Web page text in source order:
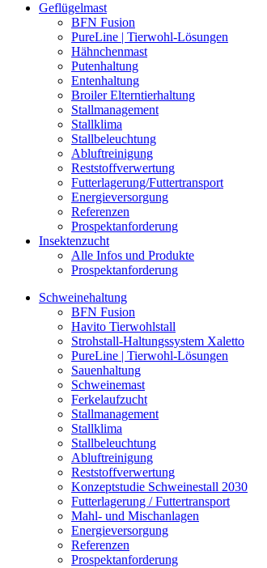
Geflügelmast
BFN Fusion
PureLine | Tierwohl-Lösungen
Hähnchenmast
Putenhaltung
Entenhaltung
Broiler Elterntierhaltung
Stallmanagement
Stallklima
Stallbeleuchtung
Abluftreinigung
Reststoffverwertung
Futterlagerung/Futtertransport
Energieversorgung
Referenzen
Prospektanforderung
Insektenzucht
Alle Infos und Produkte
Prospektanforderung
Schweinehaltung
BFN Fusion
Havito Tierwohlstall
Strohstall-Haltungssystem Xaletto
PureLine | Tierwohl-Lösungen
Sauenhaltung
Schweinemast
Ferkelaufzucht
Stallmanagement
Stallklima
Stallbeleuchtung
Abluftreinigung
Reststoffverwertung
Konzeptstudie Schweinestall 2030
Futterlagerung / Futtertransport
Mahl- und Mischanlagen
Energieversorgung
Referenzen
Prospektanforderung